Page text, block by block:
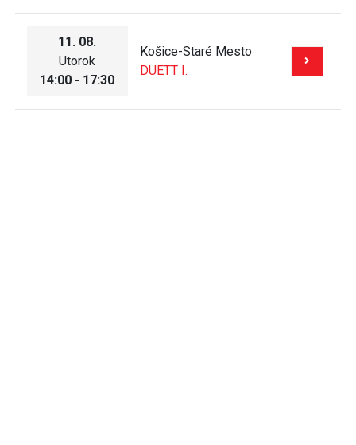
11. 08.
Utorok
14:00 - 17:30
Košice-Staré Mesto
DUETT I.